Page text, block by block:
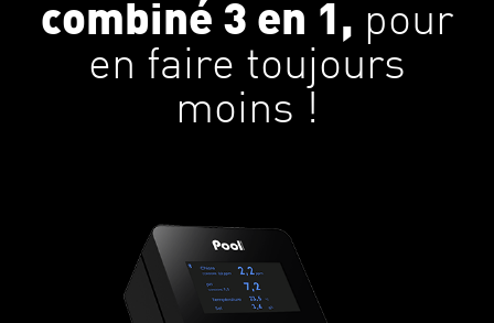
combiné 3 en 1, pour
en faire toujours
moins !